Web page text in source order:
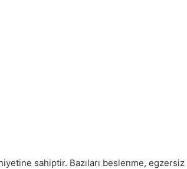
sahiptir. Bazıları beslenme, egzersiz